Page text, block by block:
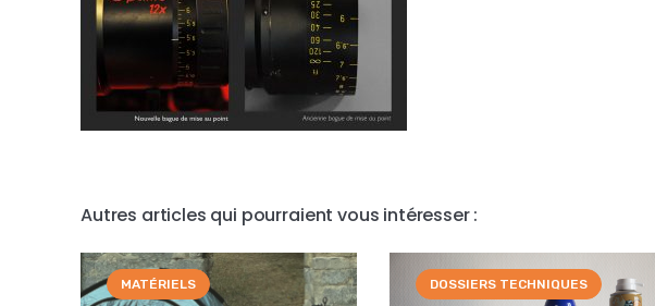
Autres articles qui pourraient vous intéresser :
MATÉRIELS DOSSIERS TECHNIQUES